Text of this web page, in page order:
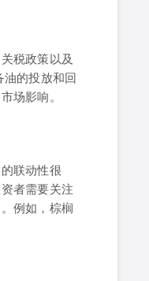
税政策以及
的投放和回
场影响。
联动性很
者需要关注
例如，棕榈